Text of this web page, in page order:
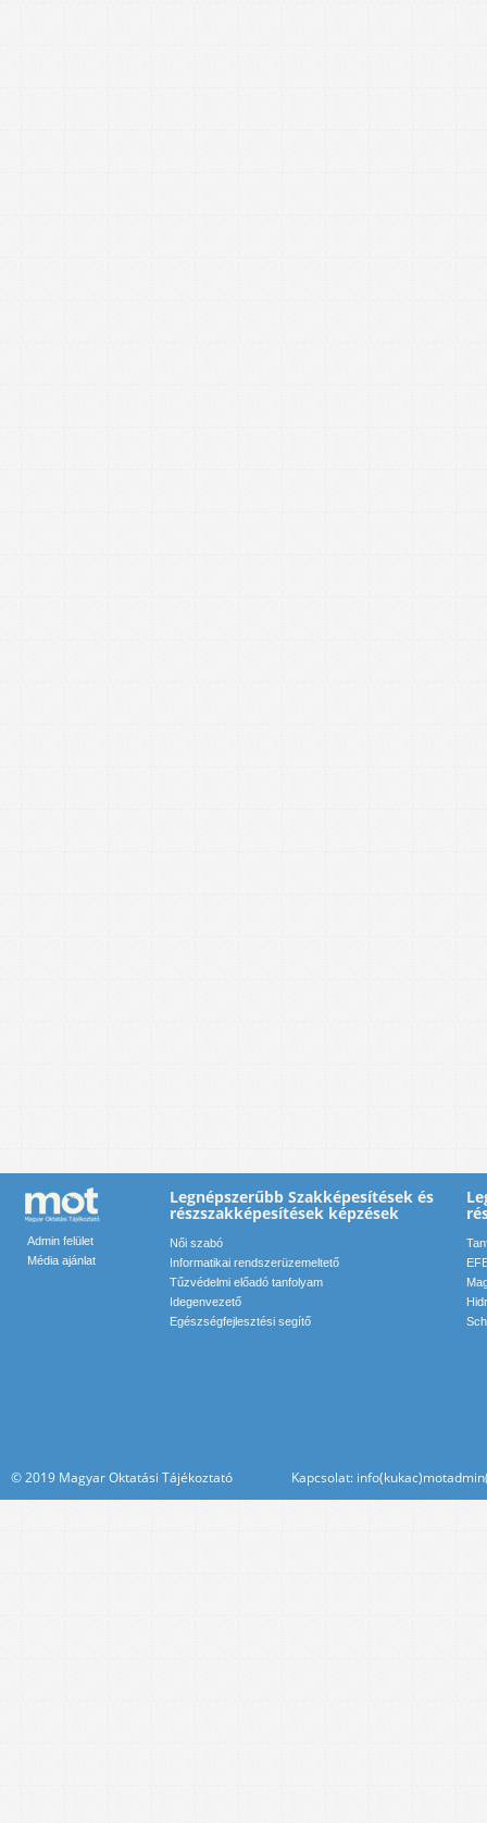
Admin felület
Média ajánlat
Legnépszerűbb Szakképesítések és
részszakképesítések képzések
Női szabó
Informatikai rendszerüzemeltető
Tűzvédelmi előadó tanfolyam
Idegenvezető
Egészségfejlesztési segítő
© 2019 Magyar Oktatási Tájékoztató Kapcsolat: